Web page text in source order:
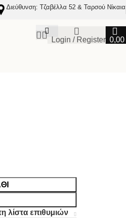
Διεύθυνση: Τζαβέλλα 52 & Ταρσού Νίκαια
Login / Register 0,00
λίστα επιθυμιών